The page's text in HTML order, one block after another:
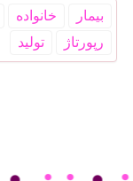
بیمار خانواده
رپورتاژ
تولید